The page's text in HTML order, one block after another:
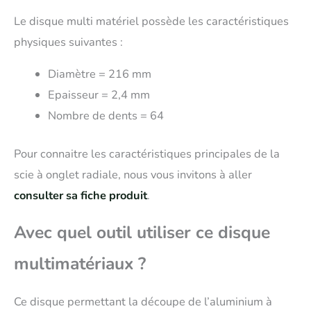
Le disque multi matériel possède les caractéristiques
physiques suivantes :
Diamètre = 216 mm
Epaisseur = 2,4 mm
Nombre de dents = 64
Pour connaitre les caractéristiques principales de la
scie à onglet radiale, nous vous invitons à aller
consulter sa fiche produit.
Avec quel outil utiliser ce disque
multimatériaux ?
Ce disque permettant la découpe de l’aluminium à